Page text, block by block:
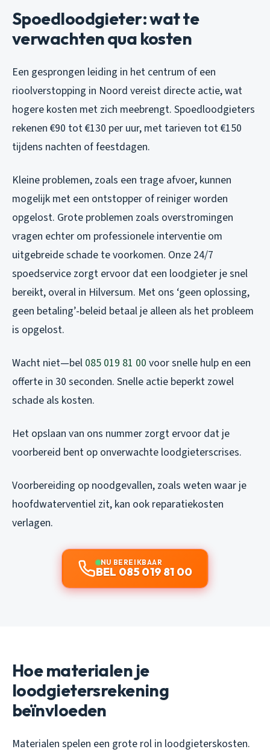
Spoedloodgieter: wat te
verwachten qua kosten
Een gesprongen leiding in het centrum of een
rioolverstopping in Noord vereist directe actie, wat
hogere kosten met zich meebrengt. Spoedloodgieters
rekenen €90 tot €130 per uur, met tarieven tot €150
tijdens nachten of feestdagen.
Kleine problemen, zoals een trage afvoer, kunnen
mogelijk met een ontstopper of reiniger worden
opgelost. Grote problemen zoals overstromingen
vragen echter om professionele interventie om
uitgebreide schade te voorkomen. Onze 24/7
spoedservice zorgt ervoor dat een loodgieter je snel
bereikt, overal in Hilversum. Met ons ‘geen oplossing,
geen betaling’-beleid betaal je alleen als het probleem
is opgelost.
Wacht niet—bel 085 019 81 00 voor snelle hulp en een
offerte in 30 seconden. Snelle actie beperkt zowel
schade als kosten.
Het opslaan van ons nummer zorgt ervoor dat je
voorbereid bent op onverwachte loodgieterscrises.
Voorbereiding op noodgevallen, zoals weten waar je
hoofdwaterventiel zit, kan ook reparatiekosten
verlagen.
NU BEREIKBAAR
BEL 085 019 81 00
Hoe materialen je
loodgietersrekening
beïnvloeden
Materialen spelen een grote rol in loodgieterskosten.